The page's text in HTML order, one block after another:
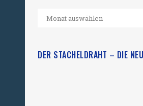
DER STACHELDRAHT – DIE